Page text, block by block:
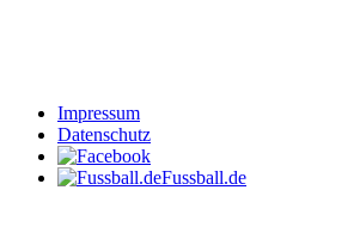
Impressum
Datenschutz
Fussball.de